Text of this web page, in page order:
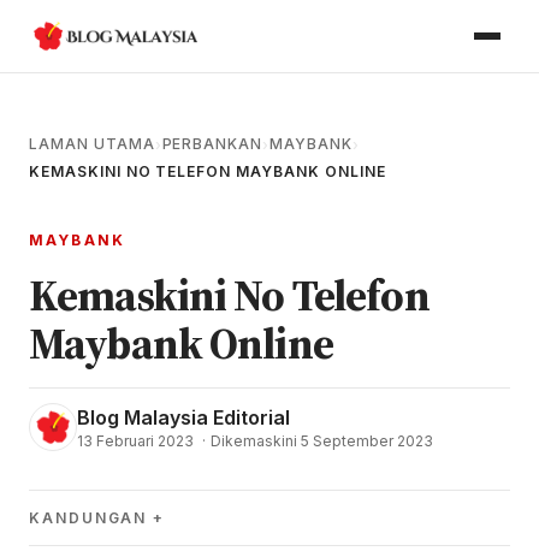
LAMAN UTAMA› PERBANKAN ›MAYBANK›
KEMASKINI NO TELEFON MAYBANK ONLINE
MAYBANK
Kemaskini No Telefon
Maybank Online
Blog Malaysia Editorial
13 Februari 2023 · Dikemaskini 5 September 2023
KANDUNGAN